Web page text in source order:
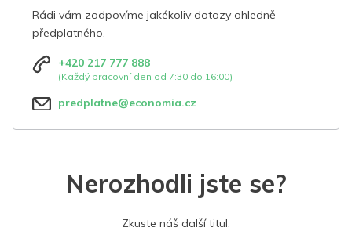
Rádi vám zodpovíme jakékoliv dotazy ohledně
předplatného.
+420 217 777 888
(Každý pracovní den od 7:30 do 16:00)
predplatne@economia.cz
Nerozhodli jste se?
Zkuste náš další titul.